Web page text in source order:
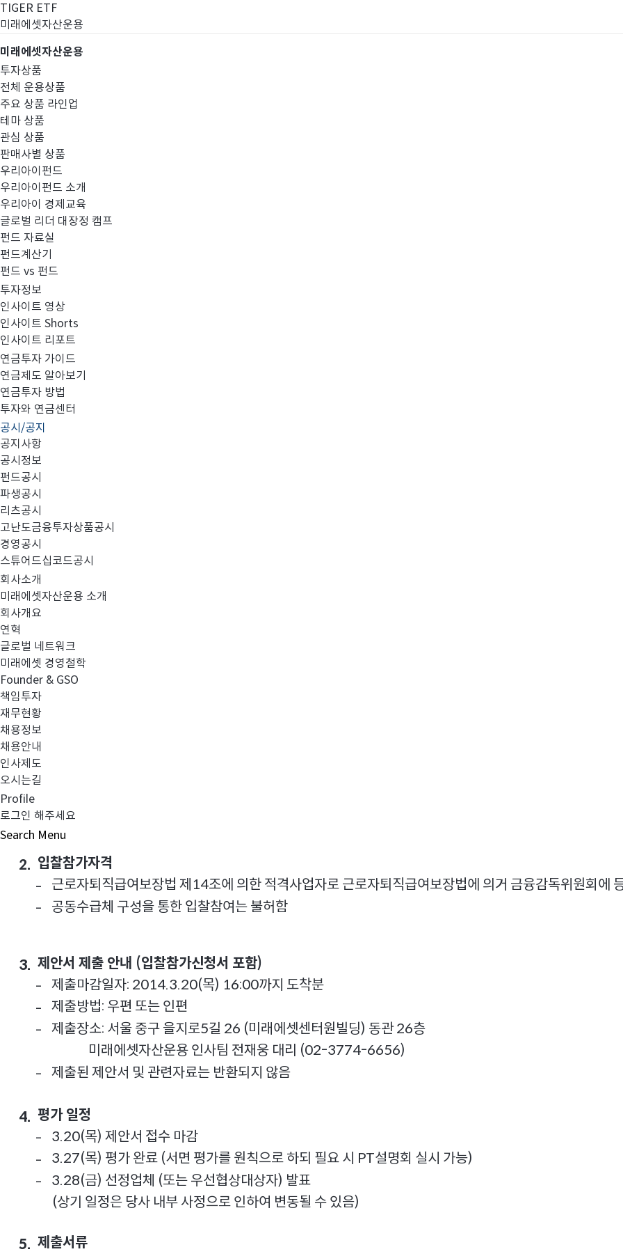
TIGER ETF
미래에셋자산운용
미래에셋자산운용
투자상품
전체 운용상품
주요 상품 라인업
테마 상품
관심 상품
판매사별 상품
우리아이펀드
우리아이펀드 소개
우리아이 경제교육
글로벌 리더 대장정 캠프
펀드 자료실
펀드계산기
펀드 vs 펀드
투자정보
인사이트 영상
인사이트 Shorts
인사이트 리포트
연금투자 가이드
연금제도 알아보기
연금투자 방법
투자와 연금센터
공시/공지
공지사항
공시정보
펀드공시
파생공시
리츠공시
고난도금융투자상품공시
경영공시
스튜어드십코드공시
회사소개
미래에셋자산운용 소개
회사개요
연혁
글로벌 네트워크
미래에셋 경영철학
Founder & GSO
책임투자
재무현황
채용정보
채용안내
인사제도
오시는길
Profile
로그인 해주세요
Search Menu
공지사항
미래에셋자산운용 퇴직연금사업자 추가 선정 공고
회사의 퇴직연금사업자 선정을 다음과 같이 진행하고자 하오니 참여 의향이 있으신 사업자께서는 제안서를 기한
1. 입찰에 부치는 사항
-
- 퇴직연금형태: 확정기여형 퇴직연금(DC형)
2. 입찰참가자격
-
근로자퇴직급여보장법 제14조에 의한 적격사업자로 근로자퇴직급여보장법에 의거 금융감독위원회에
-
공동수급체 구성을 통한 입찰참여는 불허함
3. 제안서 제출 안내 (입찰참가신청서 포함)
- 제출마감일자: 2014.3.20(목) 16:00까지 도착분
- 제출방법: 우편 또는 인편
- 제출장소: 서울 중구 을지로5길 26 (미래에셋센터원빌딩) 동관 26층
미래에셋자산운용 인사팀 전재웅 대리 (02-3774-6656)
- 제출된 제안서 및 관련자료는 반환되지 않음
4. 평가 일정
-
3.20(목) 제안서 접수 마감
-
3.27(목) 평가 완료 (서면 평가를 원칙으로 하되 필요 시 PT설명회 실시 가능)
-
3.28(금) 선정업체 (또는 우선협상대상자) 발표
(상기 일정은 당사 내부 사정으로 인하여 변동될 수 있음)
5. 제출서류